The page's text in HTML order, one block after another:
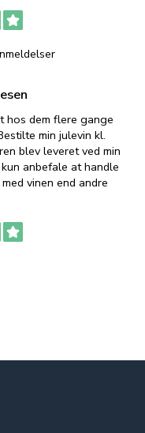
hos dem flere gange
min julevin kl.
blev leveret ved min
anbefale at handle
vinen end andre